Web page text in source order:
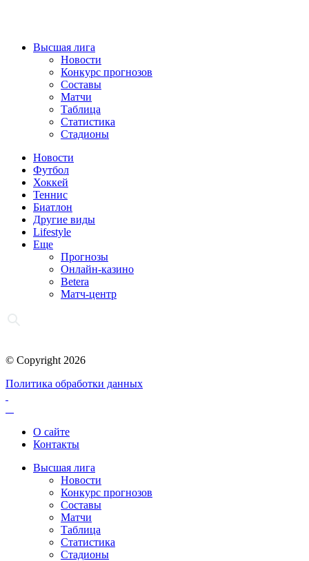
Высшая лига
Новости
Конкурс прогнозов
Составы
Матчи
Таблица
Статистика
Стадионы
Новости
Футбол
Хоккей
Теннис
Биатлон
Другие виды
Lifestyle
Еще
Прогнозы
Онлайн-казино
Betera
Матч-центр
© Copyright 2026
Политика обработки данных
О сайте
Контакты
Высшая лига
Новости
Конкурс прогнозов
Составы
Матчи
Таблица
Статистика
Стадионы